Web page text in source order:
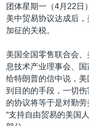
团体星期一（4月22日
美中贸易协议达成后，
加征的关税。
美国全国零售联合会
息技术产业理事会、
给特朗普的信中说，
到目的的手段，一切
的协议将等于是对勤
“支持自由贸易的美国